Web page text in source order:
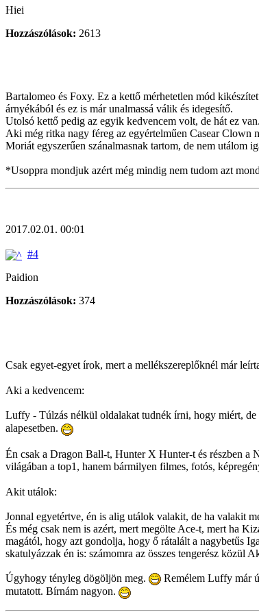
Hiei
Hozzászólások: 2613
Bartalomeo és Foxy. Ez a kettő mérhetetlen mód
árnyékából és ez is már unalmassá válik és idegesítő.
Utolsó kettő pedig az egyik kedvencem volt, de hát ez van.
Aki még ritka nagy féreg az egyértelműen Casear Clown
Moriát egyszerűen szánalmasnak tartom, de nem utálom
*Usoppra mondjuk azért még mindig nem tudom azt
2017.02.01. 00:01
#4
Paidion
Hozzászólások: 374
Csak egyet-egyet írok, mert a mellékszereplőknél már
Aki a kedvencem:
Luffy - Túlzás nélkül oldalakat tudnék írni, hogy miért, de
alapesetben.
Én csak a Dragon Ball-t, Hunter X Hunter-t és részben a
világában a top1, hanem bármilyen filmes, fotós,
Akit utálok:
Jonnal egyetértve, én is alig utálok valakit, de ha valakit
És még csak nem is azért, mert megölte Ace-t, mert ha
magától, hogy azt gondolja, hogy ő rátalált a nagybetűs
skatulyázzak én is: számomra az összes tengerész közül
Úgyhogy tényleg dögöljön meg.
Remélem Luffy már
mutatott. Bírnám nagyon.